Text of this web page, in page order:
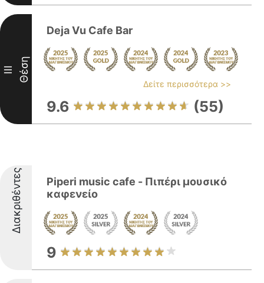
III Θέση
Deja Vu Cafe Bar
Δείτε περισσότερα >>
9.6 (55)
Διακριθέντες
Piperi music cafe - Πιπέρι μουσικό
καφενείο
9